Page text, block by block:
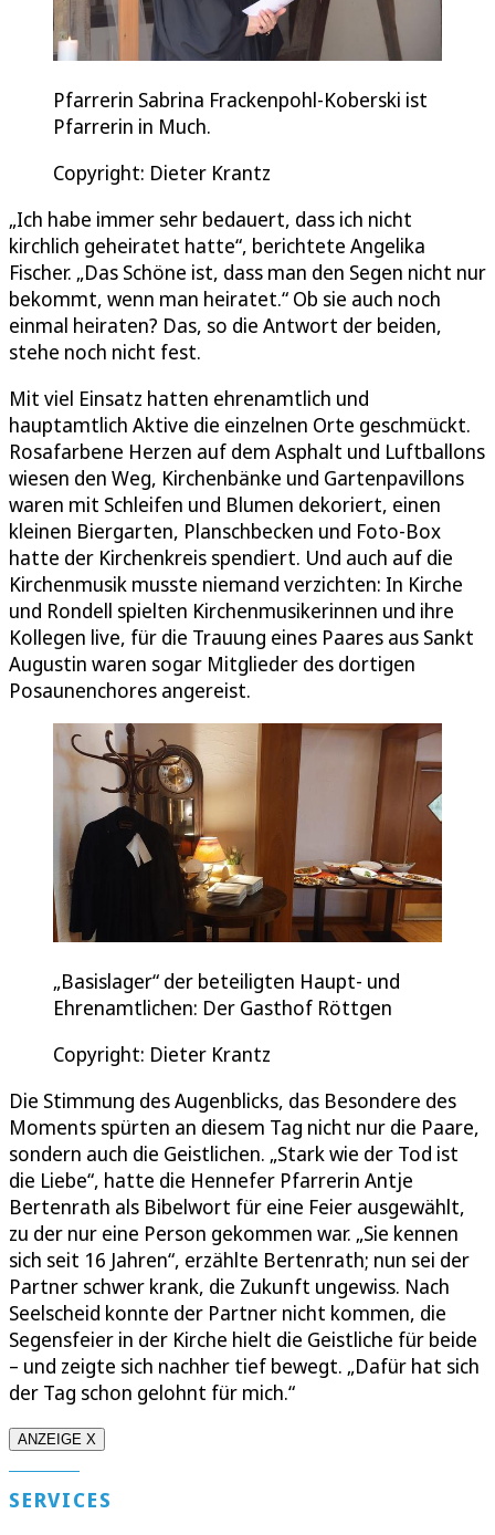
Pfarrerin Sabrina Frackenpohl-Koberski ist
Pfarrerin in Much.
Copyright: Dieter Krantz
„Ich habe immer sehr bedauert, dass ich nicht
kirchlich geheiratet hatte“, berichtete Angelika
Fischer. „Das Schöne ist, dass man den Segen nicht nur
bekommt, wenn man heiratet.“ Ob sie auch noch
einmal heiraten? Das, so die Antwort der beiden,
stehe noch nicht fest.
Mit viel Einsatz hatten ehrenamtlich und
hauptamtlich Aktive die einzelnen Orte geschmückt.
Rosafarbene Herzen auf dem Asphalt und Luftballons
wiesen den Weg, Kirchenbänke und Gartenpavillons
waren mit Schleifen und Blumen dekoriert, einen
kleinen Biergarten, Planschbecken und Foto-Box
hatte der Kirchenkreis spendiert. Und auch auf die
Kirchenmusik musste niemand verzichten: In Kirche
und Rondell spielten Kirchenmusikerinnen und ihre
Kollegen live, für die Trauung eines Paares aus Sankt
Augustin waren sogar Mitglieder des dortigen
Posaunenchores angereist.
„Basislager“ der beteiligten Haupt- und
Ehrenamtlichen: Der Gasthof Röttgen
Copyright: Dieter Krantz
Die Stimmung des Augenblicks, das Besondere des
Moments spürten an diesem Tag nicht nur die Paare,
sondern auch die Geistlichen. „Stark wie der Tod ist
die Liebe“, hatte die Hennefer Pfarrerin Antje
Bertenrath als Bibelwort für eine Feier ausgewählt,
zu der nur eine Person gekommen war. „Sie kennen
sich seit 16 Jahren“, erzählte Bertenrath; nun sei der
Partner schwer krank, die Zukunft ungewiss. Nach
Seelscheid konnte der Partner nicht kommen, die
Segensfeier in der Kirche hielt die Geistliche für beide
– und zeigte sich nachher tief bewegt. „Dafür hat sich
der Tag schon gelohnt für mich.“
ANZEIGE X
SERVICES